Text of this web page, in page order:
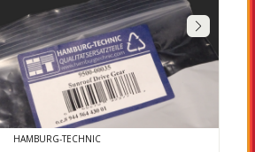
HAMBURG-TECHNIC